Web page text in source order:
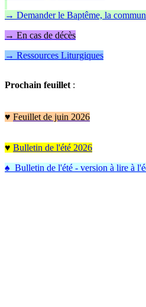
→ Demander le Baptême, la
→ En cas de décès
→ Ressources Liturgiques
Prochain feuillet :
♥ Feuillet de juin 2026
♥ Bulletin de l'été 2026
♠ Bulletin de l'été - version à lire à